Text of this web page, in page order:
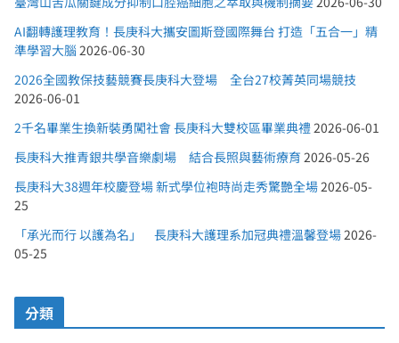
AI翻轉護理教育！長庚科大攜安圖斯登國際舞台 打造「五合一」精
準學習大腦 2026-06-30
2026全國教保技藝競賽長庚科大登場 全台27校菁英同場競技
2026-06-01
2千名畢業生換新裝勇闖社會 長庚科大雙校區畢業典禮2026-06-01
長庚科大推青銀共學音樂劇場 結合長照與藝術療育 2026-05-26
長庚科大38週年校慶登場 新式學位袍時尚走秀驚艷全場2026-05-
25
「承光而行 以護為名」 長庚科大護理系加冠典禮溫馨登場2026-
05-25
分類